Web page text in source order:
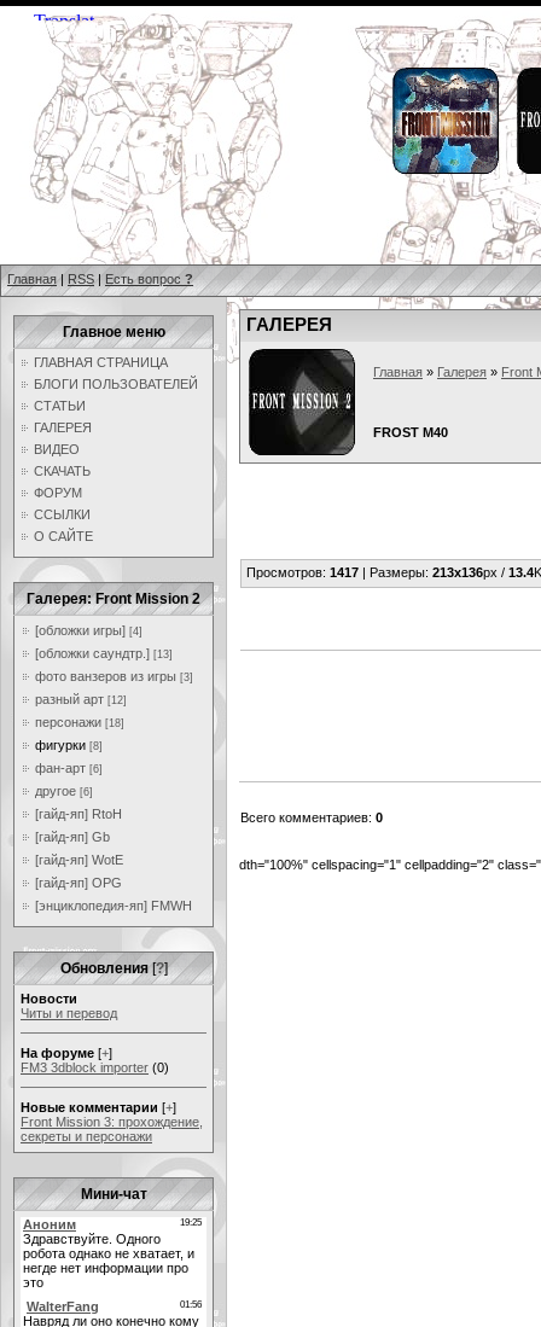
Главная | RSS | Есть вопрос ?
Главное меню
ГЛАВНАЯ СТРАНИЦА
БЛОГИ ПОЛЬЗОВАТЕЛЕЙ
СТАТЬИ
ГАЛЕРЕЯ
ВИДЕО
СКАЧАТЬ
ФОРУМ
ССЫЛКИ
О САЙТЕ
Галерея: Front Mission 2
[обложки игры] [4]
[обложки саундтр.] [13]
фото ванзеров из игры [3]
разный арт [12]
персонажи [18]
фигурки [8]
фан-арт [6]
другое [6]
[гайд-яп] RtoH
[гайд-яп] Gb
[гайд-яп] WotE
[гайд-яп] OPG
[энциклопедия-яп] FMWH
Обновления [?]
Новости
Читы и перевод
На форуме [+]
FM3 3dblock importer (0)
Новые комментарии [+]
Front Mission 3: прохождение,
секреты и персонажи
Мини-чат
ГАЛЕРЕЯ
Главная » Галерея » Front
FROST M40
Просмотров: 1417 | Размеры: 213x136px / 13.4
Всего комментариев: 0
dth="100%" cellspacing="1" cellpadding="2"